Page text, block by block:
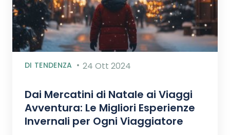
DI TENDENZA 24 Ott 2024
Dai Mercatini di Natale ai Viaggi
Avventura: Le Migliori Esperienze
Invernali per Ogni Viaggiatore